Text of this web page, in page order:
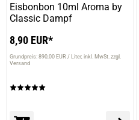
Eisbonbon 10ml Aroma by
Classic Dampf
8,90 EUR*
Grundpreis: 890,00 EUR / Liter inkl. MwSt. zzgl.
Versand